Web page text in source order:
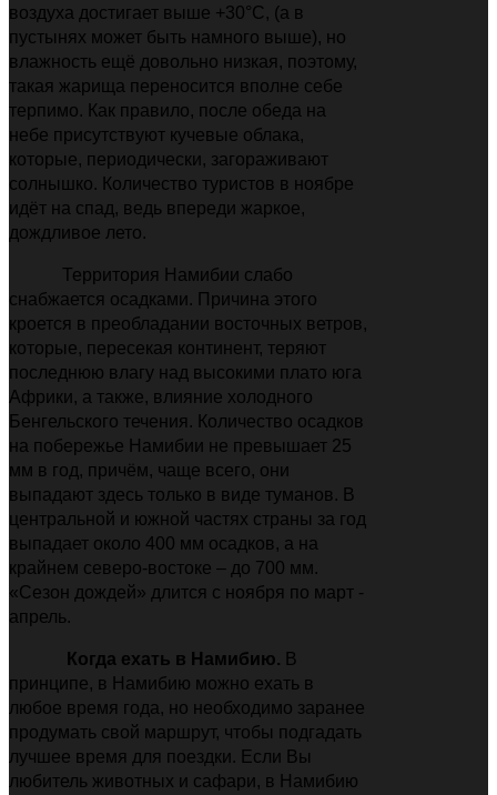
воздуха достигает выше +30°C, (а в
пустынях может быть намного выше), но
влажность ещё довольно низкая, поэтому,
такая жарища переносится вполне себе
терпимо. Как правило, после обеда на
небе присутствуют кучевые облака,
которые, периодически, загораживают
солнышко. Количество туристов в ноябре
идёт на спад, ведь впереди жаркое,
дождливое лето.
Территория Намибии слабо
снабжается осадками. Причина этого
кроется в преобладании восточных ветров,
которые, пересекая континент, теряют
последнюю влагу над высокими плато юга
Африки, а также, влияние холодного
Бенгельского течения. Количество осадков
на побережье Намибии не превышает 25
мм в год, причём, чаще всего, они
выпадают здесь только в виде туманов. В
центральной и южной частях страны за год
выпадает около 400 мм осадков, а на
крайнем северо-востоке – до 700 мм.
«Сезон дождей» длится с ноября по март -
апрель.
Когда ехать в Намибию. В
принципе, в Намибию можно ехать в
любое время года, но необходимо заранее
продумать свой маршрут, чтобы подгадать
лучшее время для поездки. Если Вы
любитель животных и сафари, в Намибию